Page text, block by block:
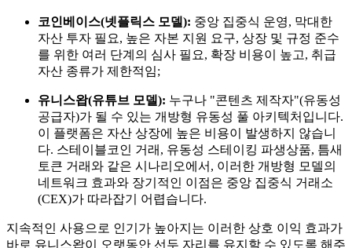
코인베이스(넷플릭스 모델): 중앙 집중식 운영, 막대한
자산 투자 필요, 높은 자본 지원 요구, 상장 및 규정 준수
를 위한 여러 단계의 심사 필요, 확장 비용이 높고, 취급
자산 종류가 제한적임;
유니스왑(유튜브 모델): 누구나 "콘텐츠 제작자"(유동성
공급자)가 될 수 있는 개방형 유동성 풀 아키텍처입니다.
이 플랫폼은 자산 상장에 높은 비용이 발생하지 않습니
다. 스테이블코인 거래, 유동성 스테이킹 파생상품, 틈새
토큰 거래와 같은 시나리오에서, 이러한 개방형 모델의
네트워크 효과와 장기적인 이점은 중앙 집중식 거래소
(CEX)가 따라잡기 어렵습니다.
지속적인 사용으로 인기가 높아지는 이러한 상호 이익 효과가
바로 유니스왑이 오랫동안 선두 자리를 유지할 수 있도록 해주